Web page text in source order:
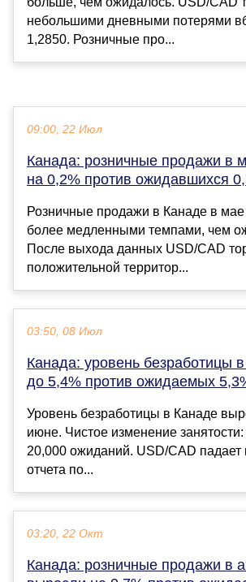
небольшими дневными потерями
1,2850. Розничные про...
09:00, 22 Июл
Канада: розничные продажи в
на 0,2% против ожидавшихся
Розничные продажи в Канаде в мае
более медленными темпами, чем
После выхода данных USD/CAD
положительной территор...
03:50, 08 Июл
Канада: уровень безработицы
до 5,4% против ожидаемых
Уровень безработицы в Канаде
июне. Чистое изменение
20,000 ожиданий. USD/CAD падает
отчета по...
03:20, 22 Окт
Канада: розничные продажи в